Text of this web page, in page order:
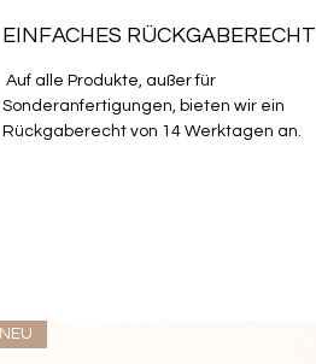
EINFACHES RÜCKGABERECHT
Auf alle Produkte, außer für
Sonderanfertigungen, bieten wir ein
Rückgaberecht von 14 Werktagen an.
NEU